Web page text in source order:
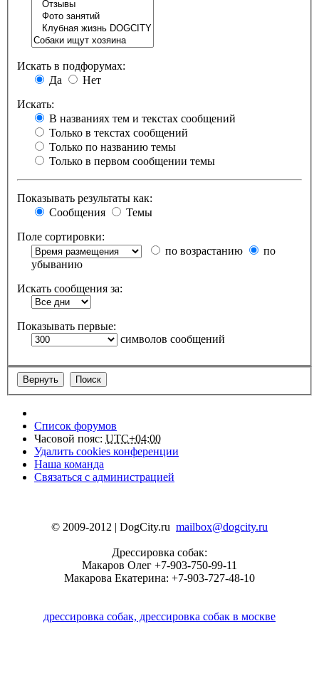
Искать в подфорумах:
Да
Нет
Искать:
В названиях тем и текстах сообщений
Только в текстах сообщений
Только по названию темы
Только в первом сообщении темы
Показывать результаты как:
Сообщения
Темы
Поле сортировки:
по возрастанию
по
убыванию
Искать сообщения за:
Показывать первые:
символов сообщений
Список форумов
Часовой пояс: UTC+04:00
Удалить cookies конференции
Наша команда
Связаться с администрацией
© 2009-2012 | DogCity.ru mailbox@dogcity.ru
Дрессировка собак:
Макаров Олег +7-903-750-99-11
Макарова Екатерина: +7-903-727-48-10
дрессировка собак, дрессировка собак в москве